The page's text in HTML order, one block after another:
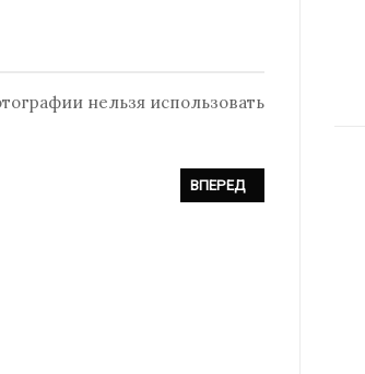
нельзя использовать
KÖLN, КЁЛЬН, ГЕРМАНИЯ)
СЛЕДУЮЩИЙ:
ВПЕРЕД